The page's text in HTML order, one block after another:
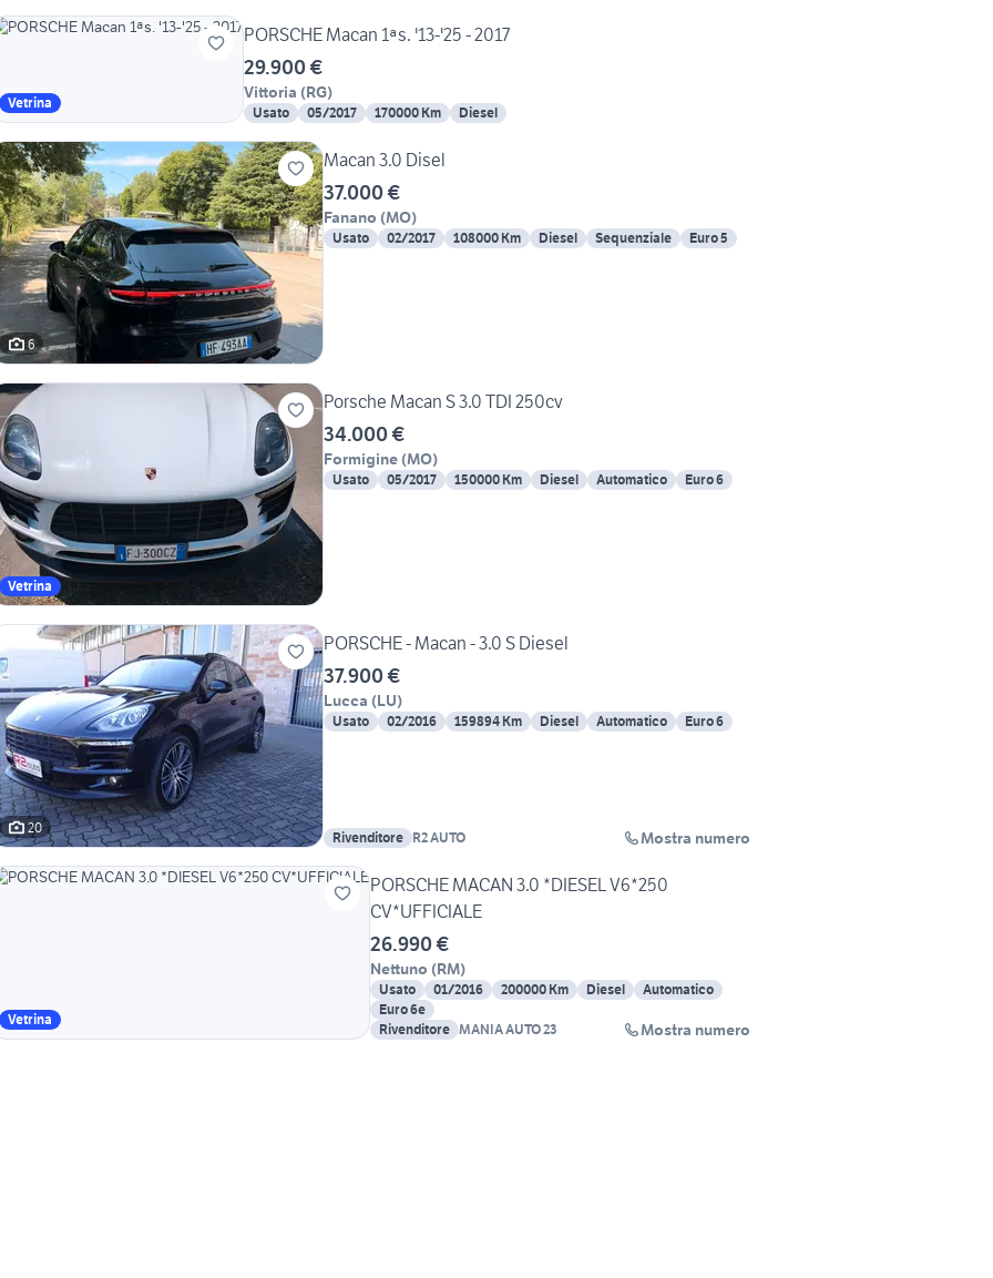
Vetrina
PORSCHE Macan 1ªs. '13-'25 - 2017
29.900 €
Vittoria (RG)
Usato 05/2017 170000 Km Diesel
6
Macan 3.0 Disel
37.000 €
Fanano (MO)
Usato 02/2017 108000 Km Diesel Sequenziale Euro 5
Vetrina
Porsche Macan S 3.0 TDI 250cv
34.000 €
Formigine (MO)
Usato 05/2017 150000 Km Diesel Automatico Euro 6
20
PORSCHE - Macan - 3.0 S Diesel
37.900 €
Lucca (LU)
Usato 02/2016 159894 Km Diesel Automatico Euro 6
Rivenditore R2 AUTO Mostra numero
Vetrina
PORSCHE MACAN 3.0 *DIESEL V6*250
CV*UFFICIALE
26.990 €
Nettuno (RM)
Usato 01/2016 200000 Km Diesel
Automatico
Euro 6e
Rivenditore MANIA AUTO 23 Mostra numero